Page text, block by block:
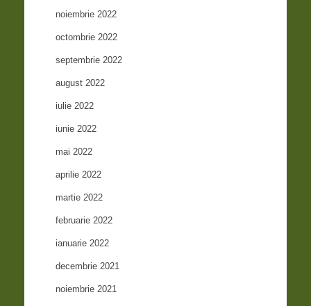
noiembrie 2022
octombrie 2022
septembrie 2022
august 2022
iulie 2022
iunie 2022
mai 2022
aprilie 2022
martie 2022
februarie 2022
ianuarie 2022
decembrie 2021
noiembrie 2021